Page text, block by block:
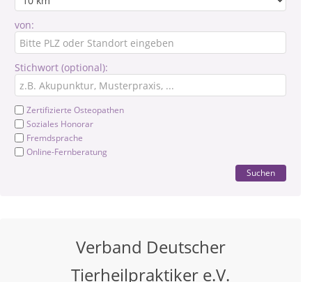
von:
Stichwort (optional):
Zertifizierte Osteopathen
Soziales Honorar
Fremdsprache
Online-Fernberatung
Suchen
Verband Deutscher
Tierheilpraktiker e.V.